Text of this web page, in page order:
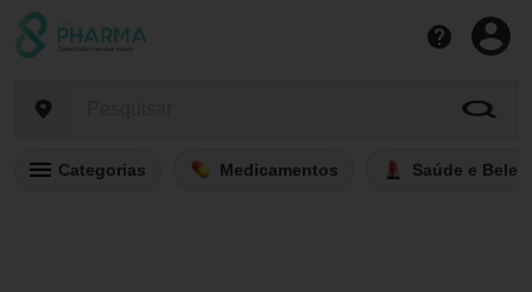
Categorias Medicamentos Saúde e